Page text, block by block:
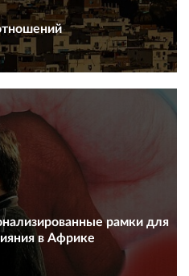
рамки для
в Африке